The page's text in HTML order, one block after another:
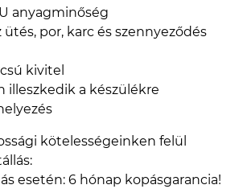
anyagminőség
ütés, por, karc és szennyeződés
kivitel
illeszkedik a készülékre
kötelességeinken felül
esetén: 6 hónap kopásgarancia!